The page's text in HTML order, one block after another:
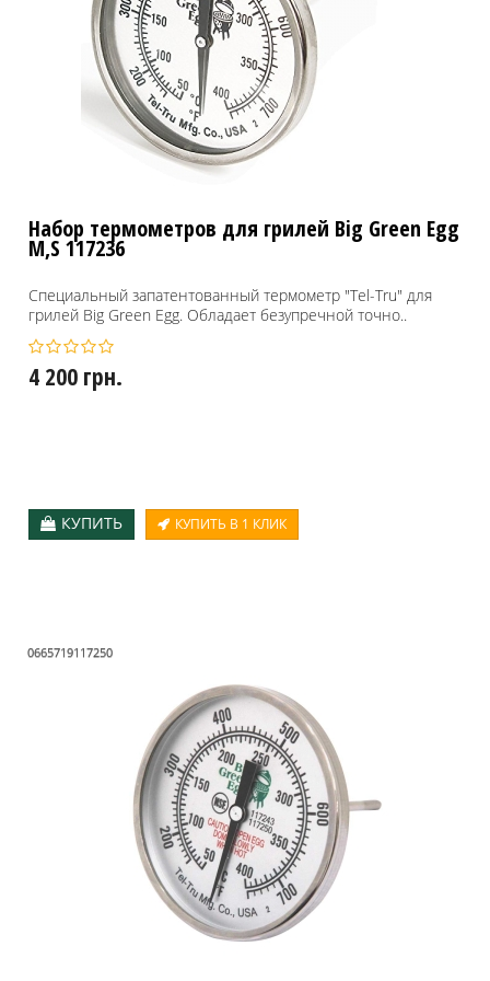
Набор термометров для грилей Big Green Egg
M,S 117236
Специальный запатентованный термометр "Tel-Tru" для
грилей Big Green Egg. Обладает безупречной точно..
4 200 грн.
КУПИТЬ КУПИТЬ В 1 КЛИК
0665719117250